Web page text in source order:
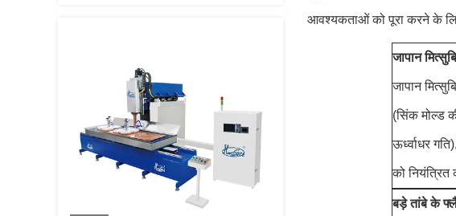
आवश्यकताओं को पूरा करने के
जापान
जापान
(सिंक मोल्ड
ऊर्ध्वाधर
को
बड़े तांबे के